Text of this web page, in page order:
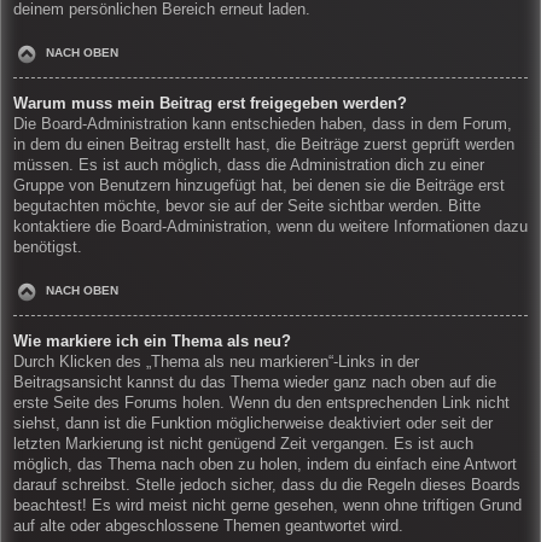
deinem persönlichen Bereich erneut laden.
NACH OBEN
Warum muss mein Beitrag erst freigegeben werden?
Die Board-Administration kann entschieden haben, dass in dem Forum,
in dem du einen Beitrag erstellt hast, die Beiträge zuerst geprüft werden
müssen. Es ist auch möglich, dass die Administration dich zu einer
Gruppe von Benutzern hinzugefügt hat, bei denen sie die Beiträge erst
begutachten möchte, bevor sie auf der Seite sichtbar werden. Bitte
kontaktiere die Board-Administration, wenn du weitere Informationen dazu
benötigst.
NACH OBEN
Wie markiere ich ein Thema als neu?
Durch Klicken des „Thema als neu markieren“-Links in der
Beitragsansicht kannst du das Thema wieder ganz nach oben auf die
erste Seite des Forums holen. Wenn du den entsprechenden Link nicht
siehst, dann ist die Funktion möglicherweise deaktiviert oder seit der
letzten Markierung ist nicht genügend Zeit vergangen. Es ist auch
möglich, das Thema nach oben zu holen, indem du einfach eine Antwort
darauf schreibst. Stelle jedoch sicher, dass du die Regeln dieses Boards
beachtest! Es wird meist nicht gerne gesehen, wenn ohne triftigen Grund
auf alte oder abgeschlossene Themen geantwortet wird.